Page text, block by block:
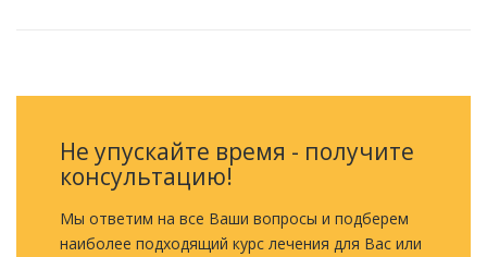
Не упускайте время - получите
консультацию!
Мы ответим на все Ваши вопросы и подберем
наиболее подходящий курс лечения для Вас или